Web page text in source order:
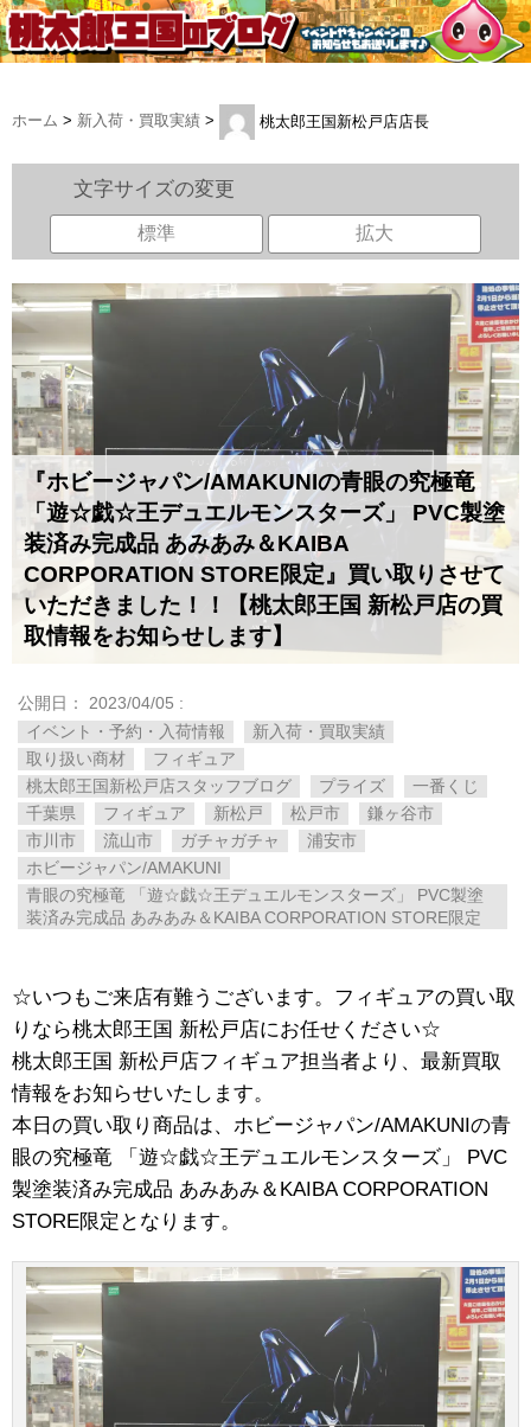
ホーム > 新入荷・買取実績 > 桃太郎王国新松戸店店長
文字サイズの変更
標準 拡大
『ホビージャパン/AMAKUNIの青眼の究極竜 ​
「遊☆戯☆王デュエルモンスターズ」 ​PVC製塗
装済み完成品 ​あみあみ＆KAIBA ​
CORPORATION ​STORE限定』買い取りさせて
いただきました！！【桃太郎王国 新松戸店の買
取情報をお知らせします】
公開日： 2023/04/05 :
イベント・予約・入荷情報
新入荷・買取実績
取り扱い商材
フィギュア
桃太郎王国新松戸店スタッフブログ
プライズ
一番くじ
千葉県
フィギュア 新松戸 松戸市
鎌ヶ谷市
市川市
流山市 ガチャガチャ
浦安市
ホビージャパン/AMAKUNI
青眼の究極竜 ​「遊☆戯☆王デュエルモンスターズ」 ​PVC製塗
装済み完成品 ​あみあみ＆KAIBA ​CORPORATION ​STORE限定
☆いつもご来店有難うございます。フィギュアの買い取
りなら桃太郎王国 新松戸店にお任せください☆
桃太郎王国 新松戸店フィギュア担当者より、最新買取
情報をお知らせいたします。
本日の買い取り商品は、ホビージャパン/AMAKUNIの青
眼の究極竜 ​「遊☆戯☆王デュエルモンスターズ」 ​PVC
製塗装済み完成品 ​あみあみ＆KAIBA ​CORPORATION ​
STORE限定となります。